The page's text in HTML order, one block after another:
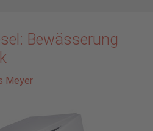
Bewässerung
Meyer